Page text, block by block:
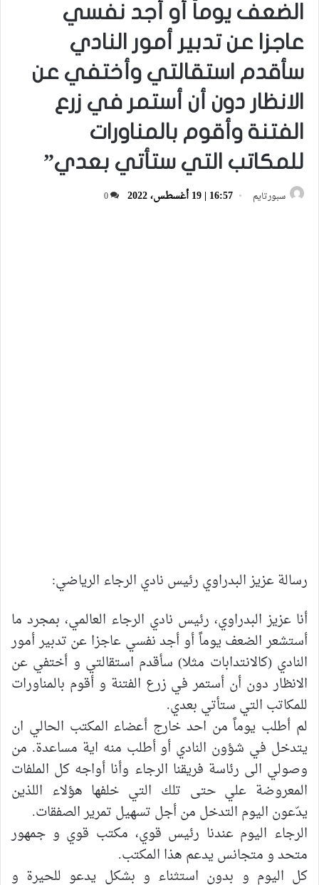
الضعف يوماً أو أجد نفسي
عاجزا عن تدبير أمور النادي
سأقدم استقالتي وأختفي عن
الانظار دون أن أستمر في زرع
الفتنة وأقوم بالمناورات
للمكاتب التي ستأتي بعدي”
سبورتايم 16:57 | 19 أغسطس، 2022 0
رسالة عزيز البدراوي رئيس نادي الرجاء الرياضي:
أنا عزيز البدراوي، رئيس نادي الرجاء العالمي، بمجرد ما
أستشعر الضعف يوماً أو أجد نفسي عاجزا عن تدبير أمور
النادي (كالانتدابات مثلا) سأقدم استقالتي و أختفي عن
الانظار دون أن أستمر في زرع الفتنة و أقوم بالمناورات
للمكاتب التي ستأتي بعدي.
لم أطلب يوماً من احد خارج أعضاء المكتب الحالي ان
يتدخل في شؤون النادي أو أطلب منه اية مساعدة. من
وصولي الى رئاسة فريقنا الرجاء وأنا أواجه كل الملفات
المعروضة علي حتى تلك التي خلفها هؤلاء اللذين
يدّعون اليوم التدخل من أجل تسهيل تمرير الصفقات.
الرجاء اليوم عندنا رئيس قوي، مكتب قوي و جمهور
متحد و متجانس يدعم هذا المكتب.
كل اليوم و بدون استثناء و بشكل يدعو للحيرة و